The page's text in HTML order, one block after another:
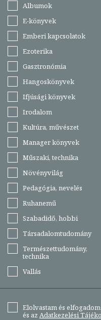
Albumok
E-könyvek
Emberi kapcsolatok
Ezoterika
Gasztronómia
Hangoskönyvek
Ifjúsági könyvek
Irodalom
Kultúra, művészet
Manager könyvek
Műszaki, technika
Növényvilág
Pedagógia, nevelés
Ruhanemű
Szabadidő, hobbi
Társadalomtudomány
Természettudomány,
technika
Vallás
Elolvastam és elfogadom
és az Adatkezelési